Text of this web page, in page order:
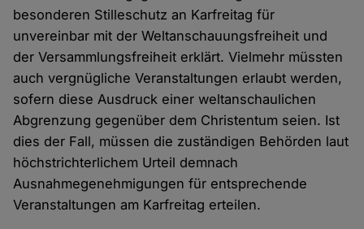
besonderen Stilleschutz an Karfreitag für
unvereinbar mit der Weltanschauungsfreiheit und
der Versammlungsfreiheit erklärt. Vielmehr müssten
auch vergnügliche Veranstaltungen erlaubt werden,
sofern diese Ausdruck einer weltanschaulichen
Abgrenzung gegenüber dem Christentum seien. Ist
dies der Fall, müssen die zuständigen Behörden laut
höchstrichterlichem Urteil demnach
Ausnahmegenehmigungen für entsprechende
Veranstaltungen am Karfreitag erteilen.